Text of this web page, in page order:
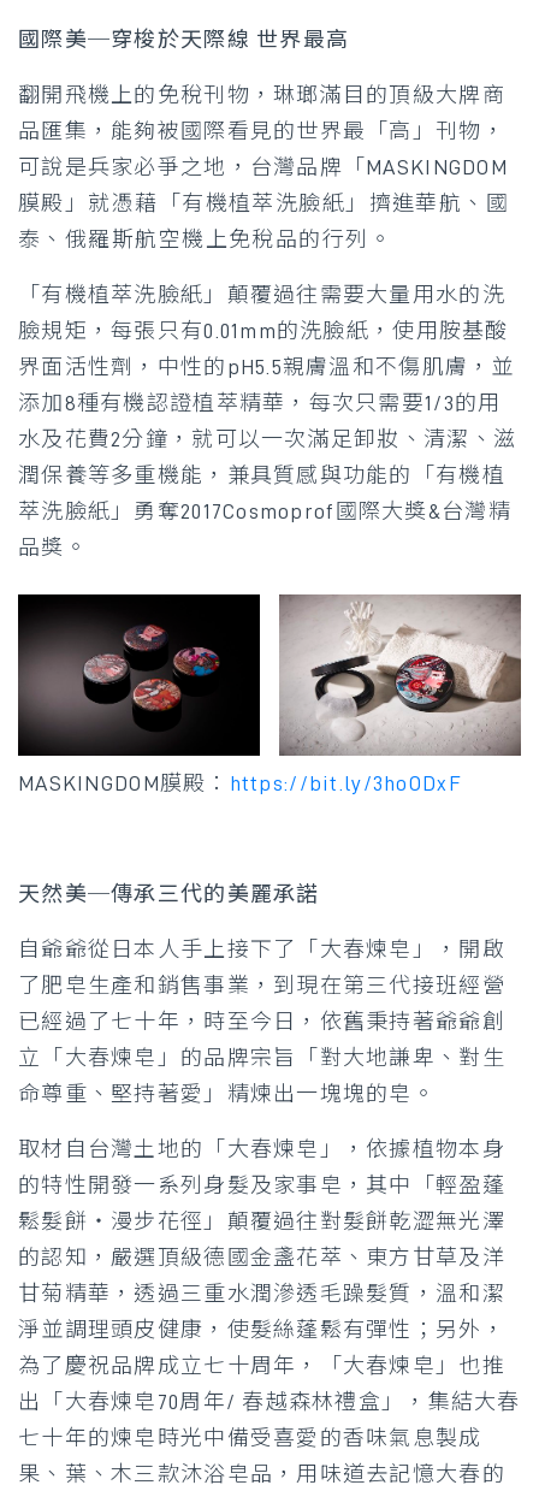
國際美─穿梭於天際線 世界最高
翻開飛機上的免稅刊物，琳瑯滿目的頂級大牌商
品匯集，能夠被國際看見的世界最「高」刊物，
可說是兵家必爭之地，台灣品牌「MASKINGDOM
膜殿」就憑藉「有機植萃洗臉紙」擠進華航、國
泰、俄羅斯航空機上免稅品的行列。
「有機植萃洗臉紙」顛覆過往需要大量用水的洗
臉規矩，每張只有0.01mm的洗臉紙，使用胺基酸
界面活性劑，中性的pH5.5親膚溫和不傷肌膚，並
添加8種有機認證植萃精華，每次只需要1/3的用
水及花費2分鐘，就可以一次滿足卸妝、清潔、滋
潤保養等多重機能，兼具質感與功能的「有機植
萃洗臉紙」勇奪2017Cosmoprof國際大獎&台灣精
品獎。
MASKINGDOM膜殿： https://bit.ly/3hoODxF
天然美─傳承三代的美麗承諾
自爺爺從日本人手上接下了「大春煉皂」，開啟
了肥皂生產和銷售事業，到現在第三代接班經營
已經過了七十年，時至今日，依舊秉持著爺爺創
立「大春煉皂」的品牌宗旨「對大地謙卑、對生
命尊重、堅持著愛」精煉出一塊塊的皂。
取材自台灣土地的「大春煉皂」，依據植物本身
的特性開發一系列身髮及家事皂，其中「輕盈蓬
鬆髮餅‧漫步花徑」顛覆過往對髮餅乾澀無光澤
的認知，嚴選頂級德國金盞花萃、東方甘草及洋
甘菊精華，透過三重水潤滲透毛躁髮質，溫和潔
淨並調理頭皮健康，使髮絲蓬鬆有彈性；另外，
為了慶祝品牌成立七十周年，「大春煉皂」也推
出「大春煉皂70周年/ 春越森林禮盒」，集結大春
七十年的煉皂時光中備受喜愛的香味氣息製成
果、葉、木三款沐浴皂品，用味道去記憶大春的